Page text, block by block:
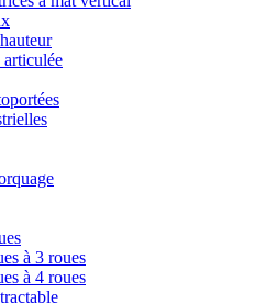
articulée
à 3 roues
à 4 roues